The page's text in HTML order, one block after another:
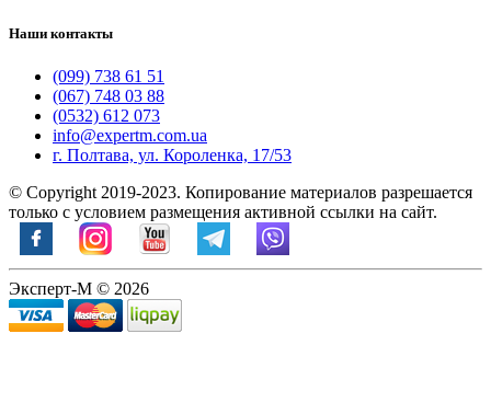
Наши контакты
(099) 738 61 51
(067) 748 03 88
(0532) 612 073
info@expertm.com.ua
г. Полтава, ул. Короленка, 17/53
© Copyright 2019-2023. Копирование материалов разрешается
только с условием размещения активной ссылки на сайт.
Эксперт-М © 2026